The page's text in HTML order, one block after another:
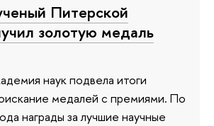
Питерской
золотую медаль
наук подвела итоги
медалей с премиями. По
награды за лучшие научные